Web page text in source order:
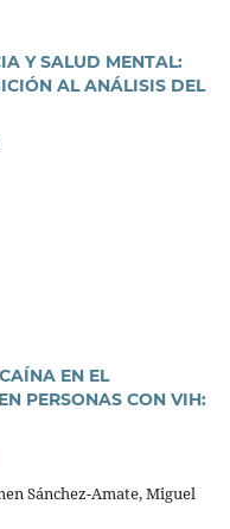
Y SALUD MENTAL:
AL ANÁLISIS DEL
EN EL
PERSONAS CON VIH:
Sánchez-Amate, Miguel